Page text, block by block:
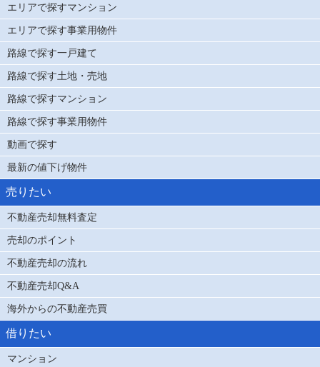
エリアで探すマンション
エリアで探す事業用物件
路線で探す一戸建て
路線で探す土地・売地
路線で探すマンション
路線で探す事業用物件
動画で探す
最新の値下げ物件
売りたい
不動産売却無料査定
売却のポイント
不動産売却の流れ
不動産売却Q&A
海外からの不動産売買
借りたい
マンション